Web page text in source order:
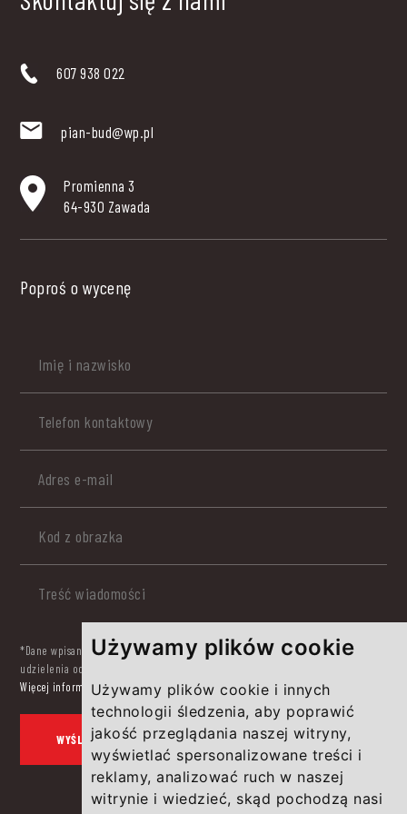
Używamy plików cookie
Używamy plików cookie i innych
technologii śledzenia, aby poprawić
jakość przeglądania naszej witryny,
wyświetlać spersonalizowane treści i
reklamy, analizować ruch w naszej
witrynie i wiedzieć, skąd pochodzą nasi
607 938 022
pian-bud@wp.pl
Promienna 3
64-930 Zawada
Poproś o wycenę
*Dane wpisane w formularzu kontaktowym będą przetwarzane w celu
udzielenia odpowiedzi na przesłane zapytanie.
Więcej informacji w Polityka Prywatności.